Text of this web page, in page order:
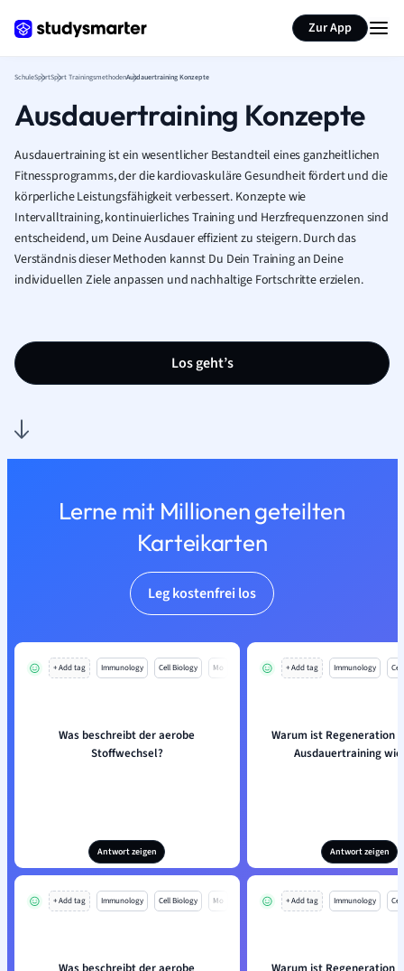
Zur App
SchuleSportSport TrainingsmethodenAusdauertraining Konzepte
Ausdauertraining Konzepte
Ausdauertraining ist ein wesentlicher Bestandteil eines ganzheitlichen
Fitnessprogramms, der die kardiovaskuläre Gesundheit fördert und die
körperliche Leistungsfähigkeit verbessert. Konzepte wie
Intervalltraining, kontinuierliches Training und Herzfrequenzzonen sind
entscheidend, um Deine Ausdauer effizient zu steigern. Durch das
Verständnis dieser Methoden kannst Du Dein Training an Deine
individuellen Ziele anpassen und nachhaltige Fortschritte erzielen.
Los geht’s
Lerne mit Millionen geteilten
Karteikarten
Leg kostenfrei los
+ Add tag Immunology Cell Biology Mo
Was beschreibt der aerobe
Stoffwechsel?
Antwort zeigen
+ Add tag Immunology
Warum ist Regeneration
Ausdauertraining
Antwort zeigen
+ Add tag Immunology Cell Biology Mo + Add tag Immunology
Seite zusammenfassen